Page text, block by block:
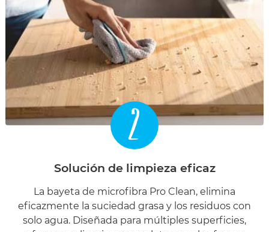
2
Solución de limpieza eficaz
La bayeta de microfibra Pro Clean, elimina
eficazmente la suciedad grasa y los residuos con
solo agua. Diseñada para múltiples superficies,